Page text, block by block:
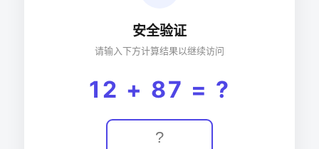
安全验证
请输入下方计算结果以继续访问
12 + 87 = ?